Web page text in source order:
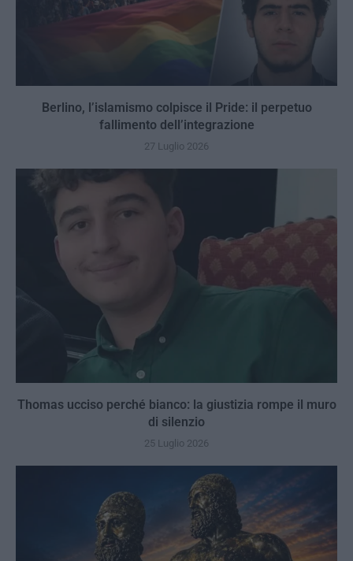
Berlino, l’islamismo colpisce il Pride: il perpetuo
fallimento dell’integrazione
27 Luglio 2026
Thomas ucciso perché bianco: la giustizia rompe il muro
di silenzio
25 Luglio 2026